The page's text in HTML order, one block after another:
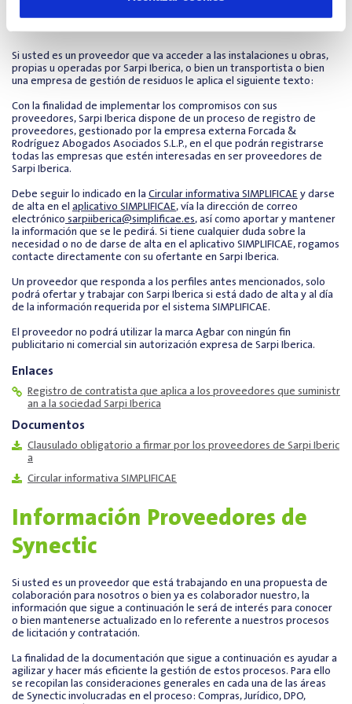
Sarpi Iberica
Si usted es un proveedor que va acceder a las instalaciones u obras,
propias u operadas por Sarpi Iberica, o bien un transportista o bien
una empresa de gestión de residuos le aplica el siguiente texto:
Con la finalidad de implementar los compromisos con sus
proveedores, Sarpi Iberica dispone de un proceso de registro de
proveedores, gestionado por la empresa externa Forcada &
Rodríguez Abogados Asociados S.L.P., en el que podrán registrarse
todas las empresas que estén interesadas en ser proveedores de
Sarpi Iberica.
Debe seguir lo indicado en la Circular informativa SIMPLIFICAE y darse
de alta en el aplicativo SIMPLIFICAE, vía la dirección de correo
electrónico sarpiiberica@simplificae.es, así como aportar y mantener
la información que se le pedirá. Si tiene cualquier duda sobre la
necesidad o no de darse de alta en el aplicativo SIMPLIFICAE, rogamos
contacte directamente con su ofertante en Sarpi Iberica.
Un proveedor que responda a los perfiles antes mencionados, solo
podrá ofertar y trabajar con Sarpi Iberica si está dado de alta y al día
de la información requerida por el sistema SIMPLIFICAE.
El proveedor no podrá utilizar la marca Agbar con ningún fin
publicitario ni comercial sin autorización expresa de Sarpi Iberica.
Enlaces
Registro de contratista que aplica a los proveedores que suministr
an a la sociedad Sarpi Iberica
Documentos
Clausulado obligatorio a firmar por los proveedores de Sarpi Iberic
a
Circular informativa SIMPLIFICAE
Información Proveedores de
Synectic
Si usted es un proveedor que está trabajando en una propuesta de
colaboración para nosotros o bien ya es colaborador nuestro, la
información que sigue a continuación le será de interés para conocer
o bien mantenerse actualizado en lo referente a nuestros procesos
de licitación y contratación.
La finalidad de la documentación que sigue a continuación es ayudar a
agilizar y hacer más eficiente la gestión de estos procesos. Para ello
se recopilan las consideraciones generales en cada una de las áreas
de Synectic involucradas en el proceso: Compras, Jurídico, DPO,